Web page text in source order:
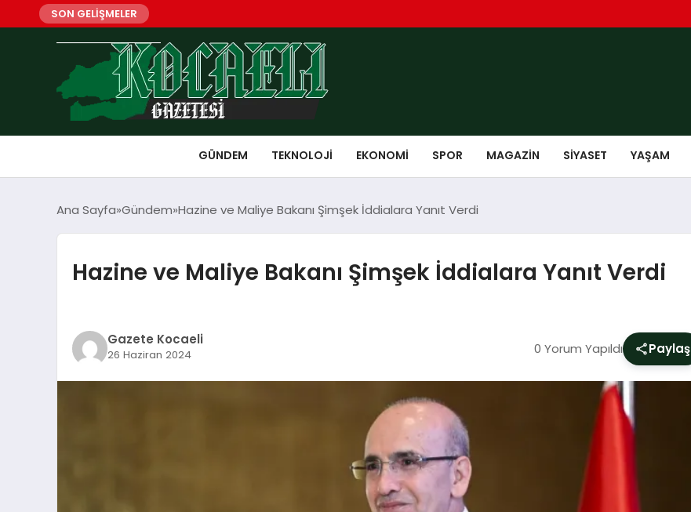
SON GELİŞMELER
GÜNDEM TEKNOLOJI EKONOMI SPOR MAGAZIN SIYASET YAŞAM
Ana Sayfa Gündem Hazine ve Maliye Bakanı Şimşek İddialara Yanıt Verdi
Hazine ve Maliye Bakanı Şimşek İddialara Yanıt Verdi
Gazete Kocaeli
26 Haziran 2024 0 Yorum Yapıldı Paylaş